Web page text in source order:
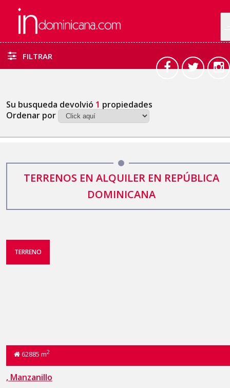
FILTRAR
Su busqueda devolvió 1 propiedades
Ordenar por
TERRENOS EN ALQUILER EN REPÚBLICA
DOMINICANA
TERRENO
62885 m2
, Manzanillo